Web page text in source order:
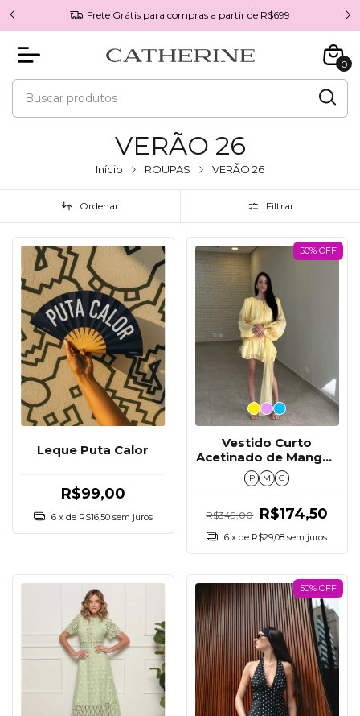
Frete Grátis para compras a partir de R$699
0
VERÃO 26
Início ROUPAS VERÃO 26
Ordenar Filtrar
Leque Puta Calor
R$99,00
6 x de R$16,50 sem juros
50% OFF
Vestido Curto
Acetinado de Mangas
Longas
P M G
R$349,00 R$174,50
6 x de R$29,08 sem juros
50% OFF